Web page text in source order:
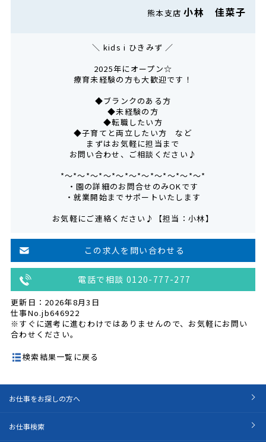
熊本支店小林 佳菜子
＼ kids i ひきみず ／
2025年にオープン☆
療育未経験の方も大歓迎です！
◆ブランクのある方
◆未経験の方
◆転職したい方
◆子育てと両立したい方 など
まずはお気軽に担当まで
お問い合わせ、ご相談ください♪
*～*～*～*～*～*～*～*～*～*～*～*
・園の詳細のお問合せのみOKです
・就業開始までサポートいたします
お気軽にご連絡ください♪【担当：小林】
この求人を問い合わせる
電話で相談 0120-777-277
更新日：2026年8月3日
仕事No.jb646922
※すぐに選考に進むわけではありませんので、お気軽にお問い
合わせください。
検索結果一覧に戻る
お仕事をお探しの方へ
お仕事検索